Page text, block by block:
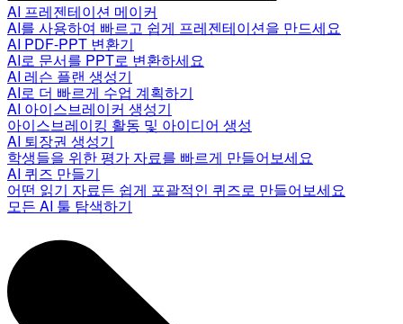
AI 프레젠테이션 메이커
AI를 사용하여 빠르고 쉽게 프레젠테이션을 만드세요
AI PDF-PPT 변환기
AI로 문서를 PPT로 변환하세요
AI 레슨 플랜 생성기
AI로 더 빠르게 수업 계획하기
AI 아이스브레이커 생성기
아이스브레이킹 활동 및 아이디어 생성
AI 퇴장권 생성기
학생들을 위한 평가 자료를 빠르게 만들어보세요
AI 퀴즈 만들기
어떤 읽기 자료든 쉽게 포괄적인 퀴즈로 만들어보세요
모든 AI 툴 탐색하기